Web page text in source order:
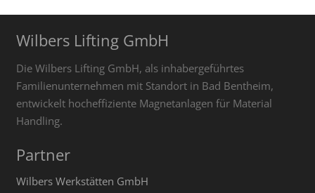
Wilbers Lifting GmbH
Die Wilbers Lifting GmbH, als inhabergeführtes
Familienunternehmen mit Standort in Bad Bentheim,
entwickelt hocheffiziente Magnetanlagen für Material
Handling.
Partner
Wilbers Werkstätten GmbH